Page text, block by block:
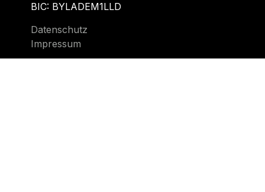
BIC: BYLADEM1LLD
Datenschutz
Impressum